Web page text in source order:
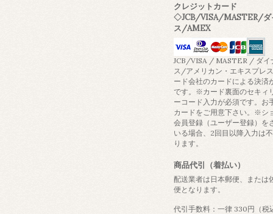
クレジットカード
◇JCB/VISA/MASTER/ダ
ス/AMEX
JCB/VISA / MASTER / ダイ
ス/アメリカン・エキスプレ
ード会社のカードによる決済
です。※カード裏面のセキィ
ーコード入力が必須です。お
カードをご用意下さい。※シ
会員登録（ユーザー登録）を
いる場合、2回目以降入力は
ります。
商品代引（着払い）
配送業者は日本郵便、または
便となります。
代引手数料：一律 330円（税